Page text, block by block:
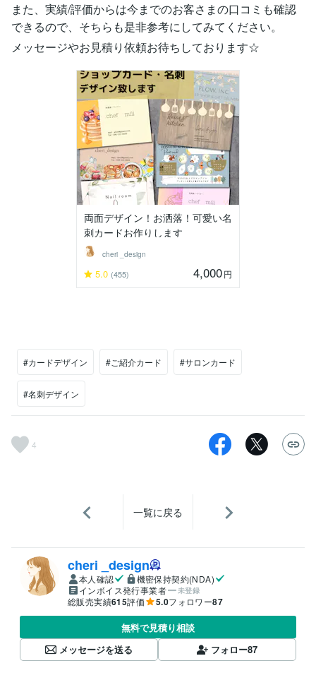
また、実績/評価からは今までのお客さまの口コミも確認
できるので、そちらも是非参考にしてみてください。
メッセージやお見積り依頼お待ちしております☆
両面デザイン！お洒落！可愛い名
刺カードお作りします
cheri _design
5.0 (455) 4,000円
#カードデザイン #ご紹介カード #サロンカード
#名刺デザイン
4
一覧に戻る
cheri _design
本人確認
機密保持契約(NDA)
インボイス発行事業者
未登録
総販売実績615評価 5.0フォロワー87
無料で見積り相談
メッセージを送る
フォロー87